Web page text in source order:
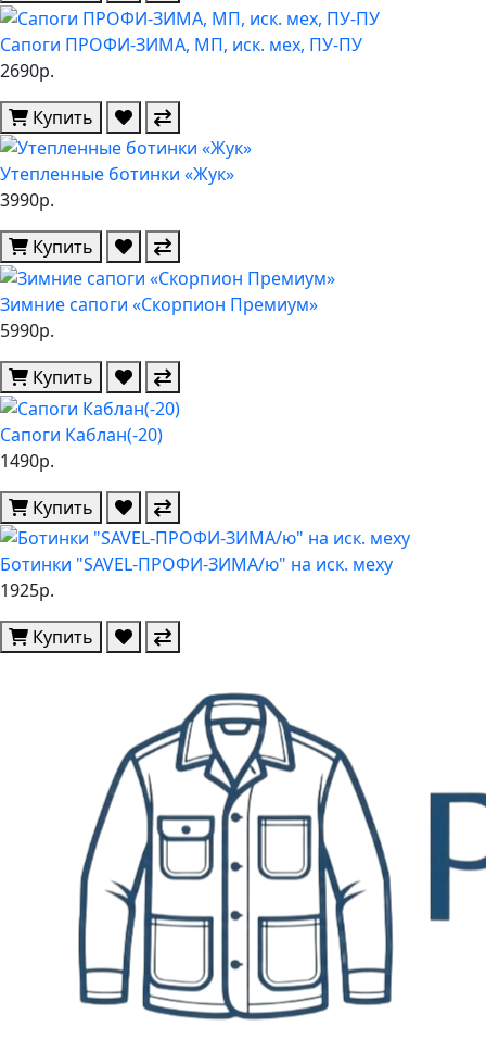
Сапоги ПРОФИ-ЗИМА, МП, иск. мех, ПУ-ПУ
2690р.
Купить
Утепленные ботинки «Жук»
3990р.
Купить
Зимние сапоги «Скорпион Премиум»
5990р.
Купить
Сапоги Каблан(-20)
1490р.
Купить
Ботинки "SAVEL-ПРОФИ-ЗИМА/ю" на иск. меху
1925р.
Купить